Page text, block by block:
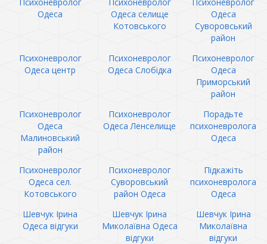
Одеса
Одеса селище
Котовського
Одеса
Суворовський
район
Психоневролог
Одеса центр
Психоневролог
Одеса Слобідка
Психоневролог
Одеса
Приморський
район
Психоневролог
Одеса
Малиновський
район
Психоневролог
Одеса Ленселище
Порадьте
психоневролога
Одеса
Психоневролог
Одеса сел.
Котовського
Психоневролог
Суворовський
район Одеса
Підкажіть
психоневролога
Одеса
Шевчук Ірина
Одеса відгуки
Шевчук Ірина
Миколаївна Одеса
відгуки
Шевчук Ірина
Миколаївна
відгуки